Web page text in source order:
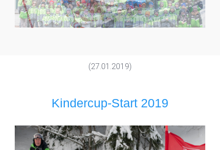
(27.01.2019)
Kindercup-Start 2019